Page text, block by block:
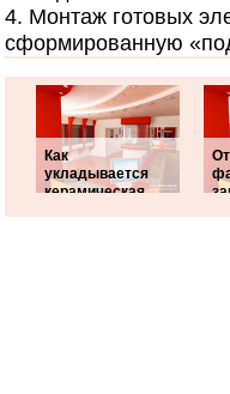
Монтаж готовых
сформированную
Как
укладывается
керамическая